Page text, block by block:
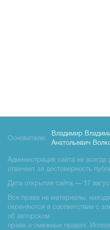
Основатели:
Владимир
Анатольевич
Администрация сайта не
отвечает за достоверность
Дата открытия сайта — 17
Все права на материалы,
охраняются в соответствии с
об авторском
праве и смежных правах.